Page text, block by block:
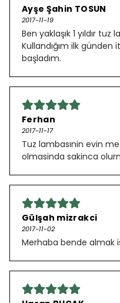
Ayşe Şahin TOSUN
2017-11-19
Ben yaklaşık 1 yıldır
Kullandığım ilk günden
başladım.
Ferhan
2017-11-17
Tuz lambasınin evin
olmasinda sakinca
Gülşah mizrakci
2017-11-02
Merhaba bende almak